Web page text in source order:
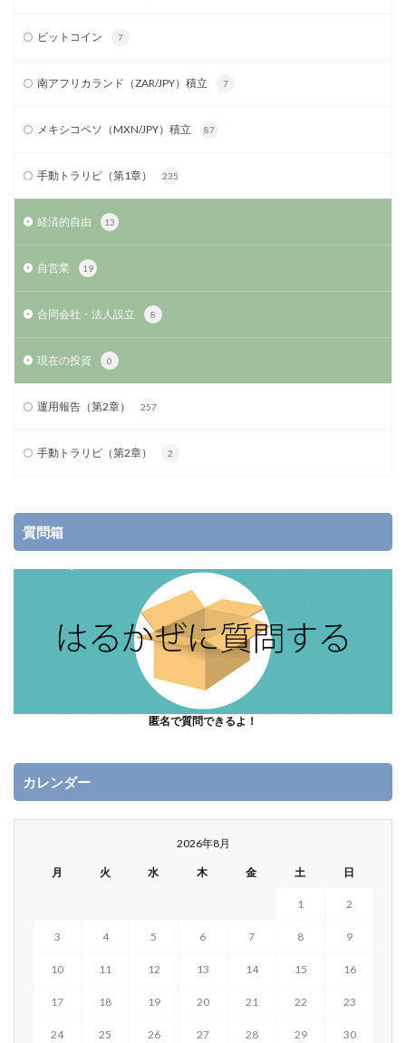
ビットコイン 7
南アフリカランド（ZAR/JPY）積立 7
メキシコペソ（MXN/JPY）積立 87
手動トラリピ（第1章） 235
経済的自由 13
自営業 19
合同会社・法人設立 8
現在の投資 0
運用報告（第2章） 257
手動トラリピ（第2章） 2
質問箱
匿名で質問できるよ！
カレンダー
2026年8月
月 火 水 木 金 土 日
1 2
3 4 5 6 7 8 9
10 11 12 13 14 15 16
17 18 19 20 21 22 23
24 25 26 27 28 29 30